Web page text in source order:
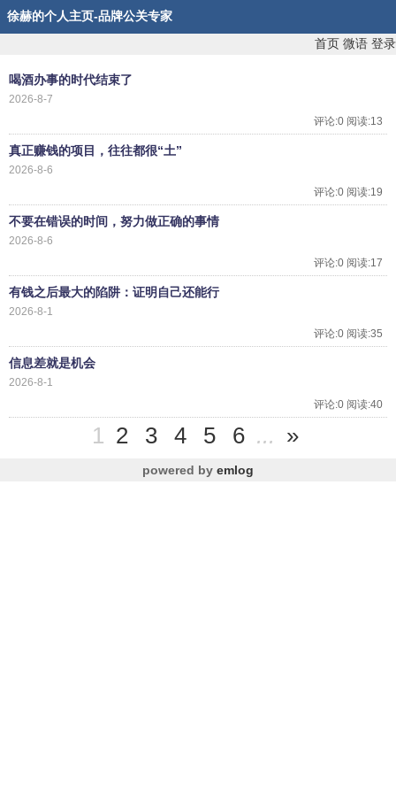
徐赫的个人主页-品牌公关专家
首页 微语 登录
喝酒办事的时代结束了
2026-8-7
评论:0 阅读:13
真正赚钱的项目，往往都很“土”
2026-8-6
评论:0 阅读:19
不要在错误的时间，努力做正确的事情
2026-8-6
评论:0 阅读:17
有钱之后最大的陷阱：证明自己还能行
2026-8-1
评论:0 阅读:35
信息差就是机会
2026-8-1
评论:0 阅读:40
1 2 3 4 5 6 ... »
powered by emlog